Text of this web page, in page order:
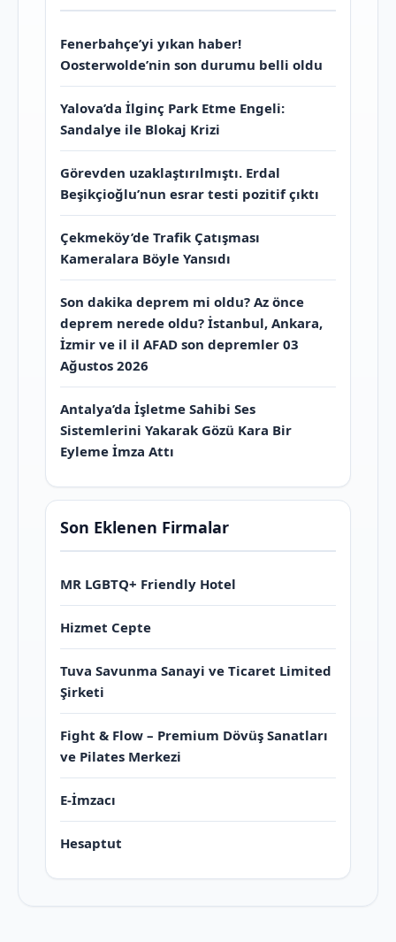
Fenerbahçe’yi yıkan haber!
Oosterwolde’nin son durumu belli oldu
Yalova’da İlginç Park Etme Engeli:
Sandalye ile Blokaj Krizi
Görevden uzaklaştırılmıştı. Erdal
Beşikçioğlu’nun esrar testi pozitif çıktı
Çekmeköy’de Trafik Çatışması
Kameralara Böyle Yansıdı
Son dakika deprem mi oldu? Az önce
deprem nerede oldu? İstanbul, Ankara,
İzmir ve il il AFAD son depremler 03
Ağustos 2026
Antalya’da İşletme Sahibi Ses
Sistemlerini Yakarak Gözü Kara Bir
Eyleme İmza Attı
Son Eklenen Firmalar
MR LGBTQ+ Friendly Hotel
Hizmet Cepte
Tuva Savunma Sanayi ve Ticaret Limited
Şirketi
Fight & Flow – Premium Dövüş Sanatları
ve Pilates Merkezi
E-İmzacı
Hesaptut